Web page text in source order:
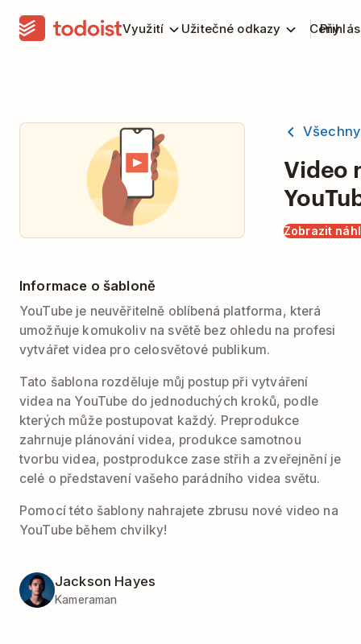
Využití Užitečné odkazy Ceny
Video
Zobrazit
Informace o šabloně
YouTube je neuvěřitelně oblíbená platforma, která
umožňuje komukoliv na světě bez ohledu na profesi
vytvářet videa pro celosvětové publikum.
Tato šablona rozděluje můj postup při vytváření
videa na YouTube do jednoduchých kroků, podle
kterých může postupovat každý. Preprodukce
zahrnuje plánování videa, produkce samotnou
tvorbu videa, postprodukce zase střih a zveřejnění je
celé o představení vašeho parádního videa světu.
Pomocí této šablony nahrajete zbrusu nové video na
YouTube během chvilky!
Jackson Hayes
Kameraman